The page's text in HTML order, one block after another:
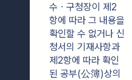
수ㆍ구청장이 제2
항에 따라 그 내용을
확인할 수 없거나 신
청서의 기재사항과
제2항에 따라 확인
된 공부(公簿)상의